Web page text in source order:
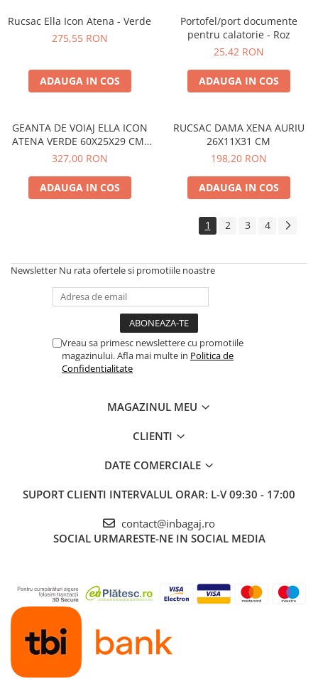
Rucsac Ella Icon Atena - Verde
275,55 RON
ADAUGA IN COS
Portofel/port documente
pentru calatorie - Roz
25,42 RON
ADAUGA IN COS
GEANTA DE VOIAJ ELLA ICON
ATENA VERDE 60X25X29 CM,
NEW
327,00 RON
ADAUGA IN COS
RUCSAC DAMA XENA AURIU
26X11X31 CM
198,20 RON
ADAUGA IN COS
1 2 3 4
Newsletter Nu rata ofertele si promotiile noastre
Vreau sa primesc newslettere cu promotiile
magazinului. Afla mai multe in Politica de
Confidentialitate
MAGAZINUL MEU
CLIENTI
DATE COMERCIALE
SUPORT CLIENTI INTERVALUL ORAR: L-V 09:30 - 17:00
contact@inbagaj.ro
SOCIAL URMARESTE-NE IN SOCIAL MEDIA